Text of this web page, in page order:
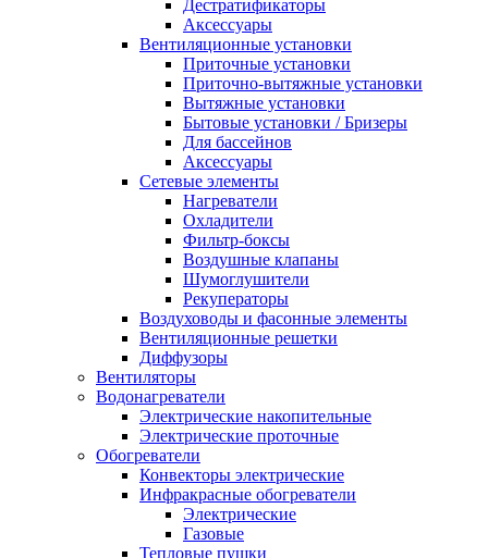
Дестратификаторы
Аксессуары
Вентиляционные установки
Приточные установки
Приточно-вытяжные установки
Вытяжные установки
Бытовые установки / Бризеры
Для бассейнов
Аксессуары
Сетевые элементы
Нагреватели
Охладители
Фильтр-боксы
Воздушные клапаны
Шумоглушители
Рекуператоры
Воздуховоды и фасонные элементы
Вентиляционные решетки
Диффузоры
Вентиляторы
Водонагреватели
Электрические накопительные
Электрические проточные
Обогреватели
Конвекторы электрические
Инфракрасные обогреватели
Электрические
Газовые
Тепловые пушки